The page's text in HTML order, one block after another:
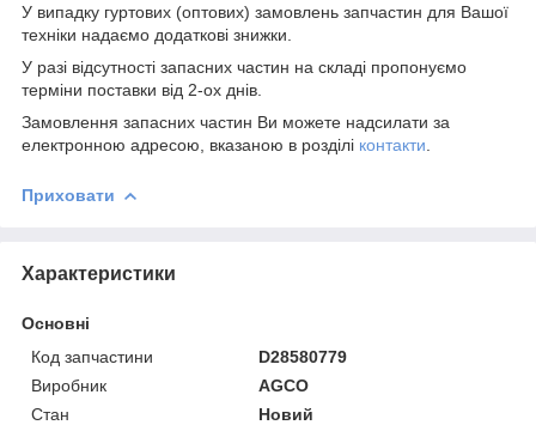
У випадку гуртових (оптових) замовлень запчастин для Вашої
техніки надаємо додаткові знижки.
У разі відсутності запасних частин на складі пропонуємо
терміни поставки від 2-ох днів.
Замовлення запасних частин Ви можете надсилати за
електронною адресою, вказаною в розділі контакти
Приховати
Характеристики
Основні
Код запчастини
D28580779
Виробник
AGCO
Стан
Новий